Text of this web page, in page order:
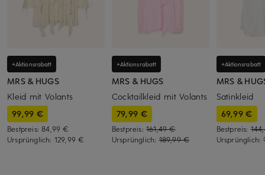
+Aktionsrabatt
MRS & HUGS
Kleid mit Volants
99,99 €
Bestpreis:84,99 €
Ursprünglich: 129,99 €
+Aktionsrabatt
MRS & HUGS
Cocktailkleid mit Volants
79,99 €
Bestpreis: 161,49 €
Ursprünglich:189,99 €
+Aktionsrabatt
MRS &
Satinkleid
69,99 €
Bestpreis:
Ursprünglich: